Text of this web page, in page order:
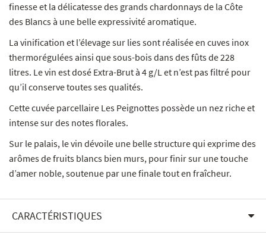
finesse et la délicatesse des grands chardonnays de la Côte
des Blancs à une belle expressivité aromatique.
La vinification et l’élevage sur lies sont réalisée en cuves inox
thermorégulées ainsi que sous-bois dans des fûts de 228
litres. Le vin est dosé Extra-Brut à 4 g/L et n’est pas filtré pour
qu’il conserve toutes ses qualités.
Cette cuvée parcellaire Les Peignottes possède un nez riche et
intense sur des notes florales.
Sur le palais, le vin dévoile une belle structure qui exprime des
arômes de fruits blancs bien murs, pour finir sur une touche
d’amer noble, soutenue par une finale tout en fraîcheur.
CARACTÉRISTIQUES